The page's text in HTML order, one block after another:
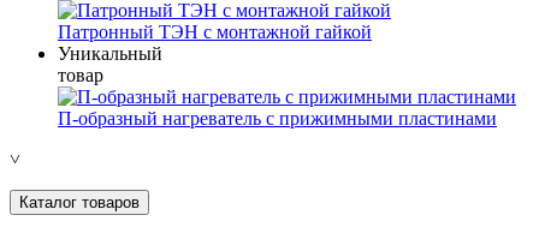
Патронный ТЭН с монтажной гайкой
Уникальный
товар
П-образный нагреватель с прижимными пластинами
˅
Каталог товаров